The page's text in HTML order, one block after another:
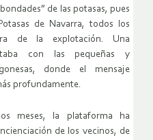
de las potasas, pues
de Navarra, todos los
de la explotación. Una
con las pequeñas y
donde el mensaje
profundamente.
meses, la plataforma ha
de los vecinos, de